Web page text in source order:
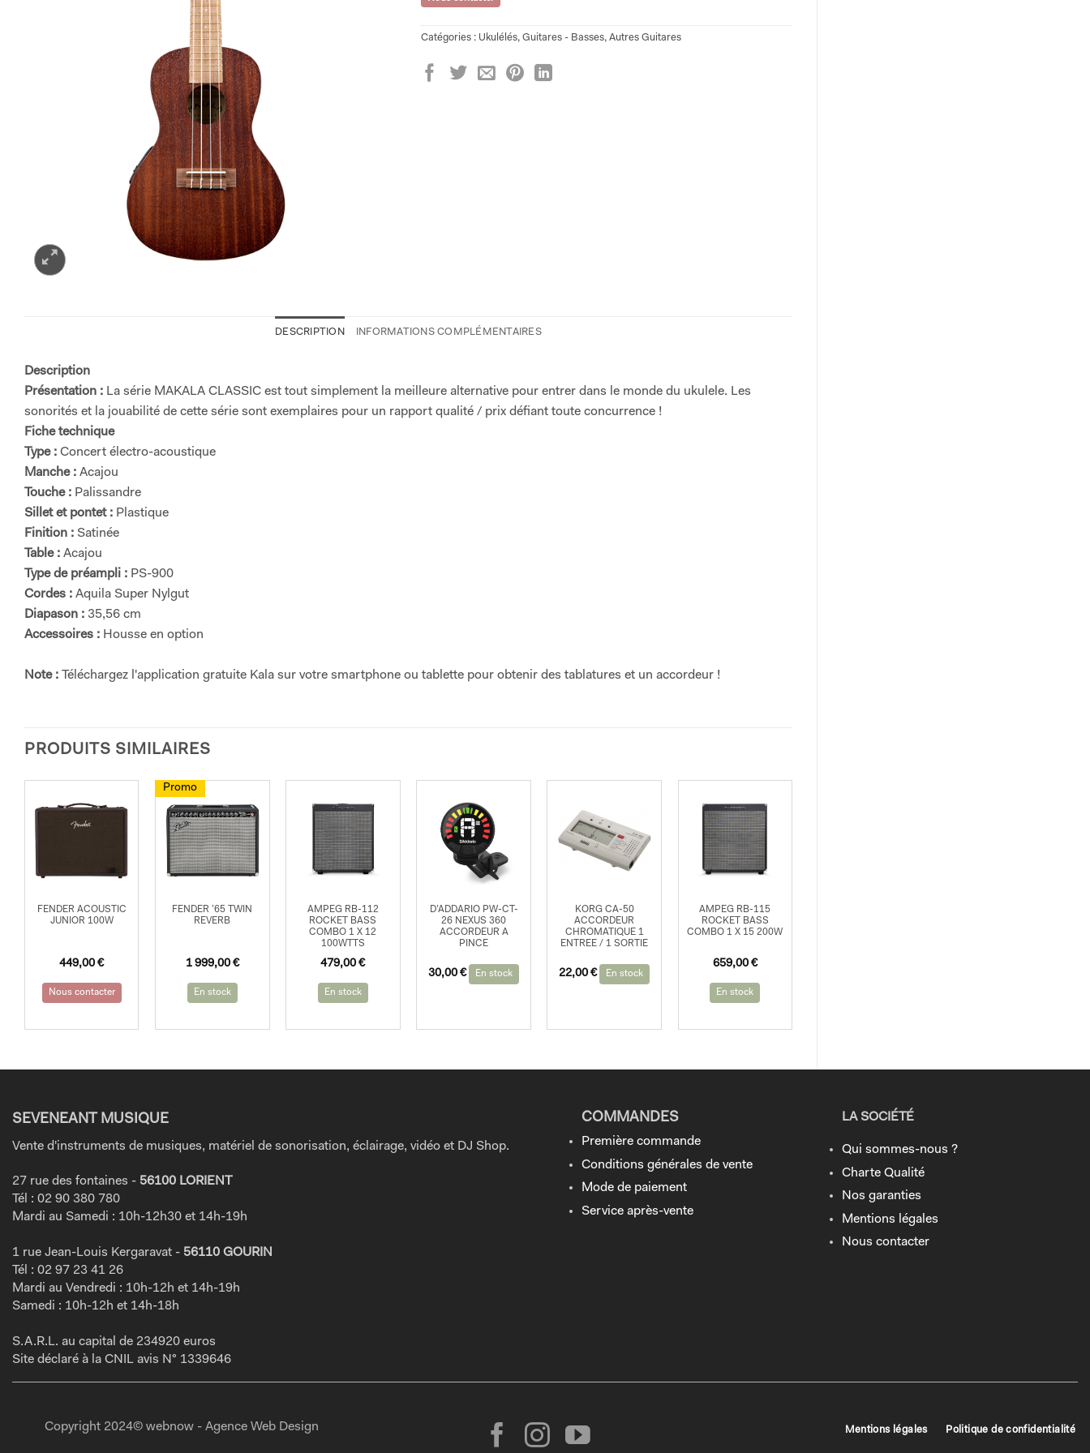
Catégories : Ukulélés, Guitares - Basses, Autres Guitares
DESCRIPTION INFORMATIONS COMPLÉMENTAIRES
Description
Présentation : La série MAKALA CLASSIC est tout simplement la meilleure alternative pour entrer dans le monde du ukulele. Les
sonorités et la jouabilité de cette série sont exemplaires pour un rapport qualité / prix défiant toute concurrence !
Fiche technique
Type : Concert électro-acoustique
Manche : Acajou
Touche : Palissandre
Sillet et pontet : Plastique
Finition : Satinée
Table : Acajou
Type de préampli : PS-900
Cordes : Aquila Super Nylgut
Diapason : 35,56 cm
Accessoires : Housse en option
Note : Téléchargez l'application gratuite Kala sur votre smartphone ou tablette pour obtenir des tablatures et un accordeur !
PRODUITS SIMILAIRES
FENDER ACOUSTIC
JUNIOR 100W
449,00€
Nous contacter
Promo
FENDER ’65 TWIN
REVERB
Le
initial
était :
1 999,00 €
Le
actuel
est :
En stock
AMPEG RB-112
ROCKET BASS
COMBO 1 X 12
100WTTS
479,00€
En stock
D’ADDARIO PW-CT-
26 NEXUS 360
ACCORDEUR A
PINCE
30,00€ En stock
KORG CA-50
ACCORDEUR
CHROMATIQUE 1
ENTREE / 1 SORTIE
22,00€ En stock
AMPEG RB-115
ROCKET BASS
COMBO 1 X 15 200W
659,00 €
En stock
SEVENEANT MUSIQUE
Vente d'instruments de musiques, matériel de sonorisation, éclairage, vidéo et DJ Shop.
27 rue des fontaines - 56100 LORIENT
Tél : 02 90 380 780
Mardi au Samedi : 10h-12h30 et 14h-19h
1 rue Jean-Louis Kergaravat - 56110 GOURIN
Tél : 02 97 23 41 26
Mardi au Vendredi : 10h-12h et 14h-19h
Samedi : 10h-12h et 14h-18h
S.A.R.L. au capital de 234920 euros
Site déclaré à la CNIL avis N° 1339646
COMMANDES
Première commande
Conditions générales de vente
Mode de paiement
Service après-vente
LA SOCIÉTÉ
Qui sommes-nous ?
Charte Qualité
Nos garanties
Mentions légales
Nous contacter
Copyright 2024© webnow - Agence Web Design Mentions légales Politique de confidentialité